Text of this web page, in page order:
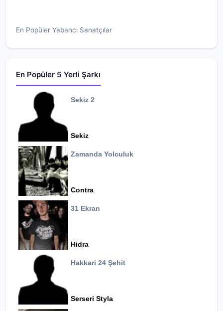
En Popüler Yabancı Sanatçılar
En Popüler 5 Yerli Şarkı
Sekiz 2
Sekiz
Zamanda Yolculuk
Contra
31 Ekran
Hidra
Hakkari 24 Şehit
Serseri Styla